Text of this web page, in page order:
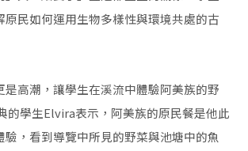
原民如何運用生物多樣性與環境共處的古
是高潮，讓學生在溪流中體驗阿美族的野
的學生Elvira表示，阿美族的原民餐是他此
驗，看到導覽中所見的野菜與池塘中的魚